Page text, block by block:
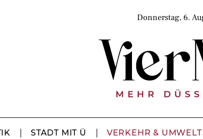
Donnerstag, 6.
STADT MIT Ü VERKEHR & UMWELT